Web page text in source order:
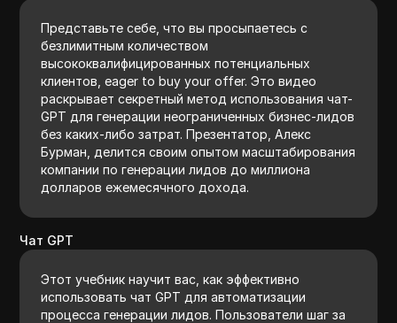
Представьте себе, что вы просыпаетесь с
безлимитным количеством
высококвалифицированных потенциальных
клиентов, eager to buy your offer. Это видео
раскрывает секретный метод использования чат-
GPT для генерации неограниченных бизнес-лидов
без каких-либо затрат. Презентатор, Алекс
Бурман, делится своим опытом масштабирования
компании по генерации лидов до миллиона
долларов ежемесячного дохода.
Чат GPT
Этот учебник научит вас, как эффективно
использовать чат GPT для автоматизации
процесса генерации лидов. Пользователи шаг за